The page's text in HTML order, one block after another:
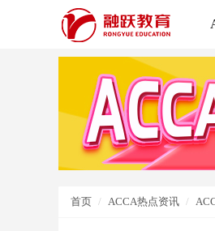
首页 ACCA热点资讯